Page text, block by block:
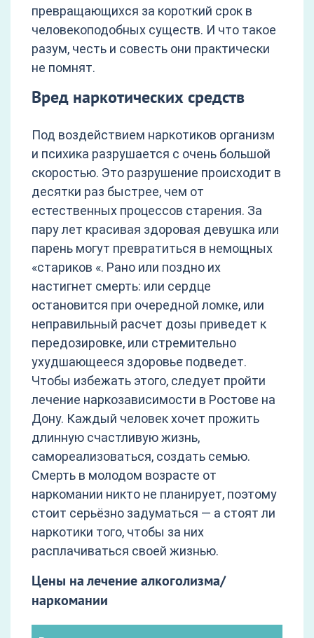
превращающихся за короткий срок в
человекоподобных существ. И что такое
разум, честь и совесть они практически
не помнят.
Вред наркотических средств
Под воздействием наркотиков организм
и психика разрушается с очень большой
скоростью. Это разрушение происходит в
десятки раз быстрее, чем от
естественных процессов старения. За
пару лет красивая здоровая девушка или
парень могут превратиться в немощных
«стариков «. Рано или поздно их
настигнет смерть: или сердце
остановится при очередной ломке, или
неправильный расчет дозы приведет к
передозировке, или стремительно
ухудшающееся здоровье подведет.
Чтобы избежать этого, следует пройти
лечение наркозависимости в Ростове на
Дону. Каждый человек хочет прожить
длинную счастливую жизнь,
самореализоваться, создать семью.
Смерть в молодом возрасте от
наркомании никто не планирует, поэтому
стоит серьёзно задуматься — а стоят ли
наркотики того, чтобы за них
расплачиваться своей жизнью.
Цены на лечение алкоголизма/
наркомании